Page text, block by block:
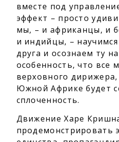
вместе под
эффект – просто
мы, – и африканцы, и
и индийцы, –
друга и осознаем ту
особенность, что все
верховного дирижера,
Южной Африке будет
сплоченность.
Движение Харе
продемонстрировать